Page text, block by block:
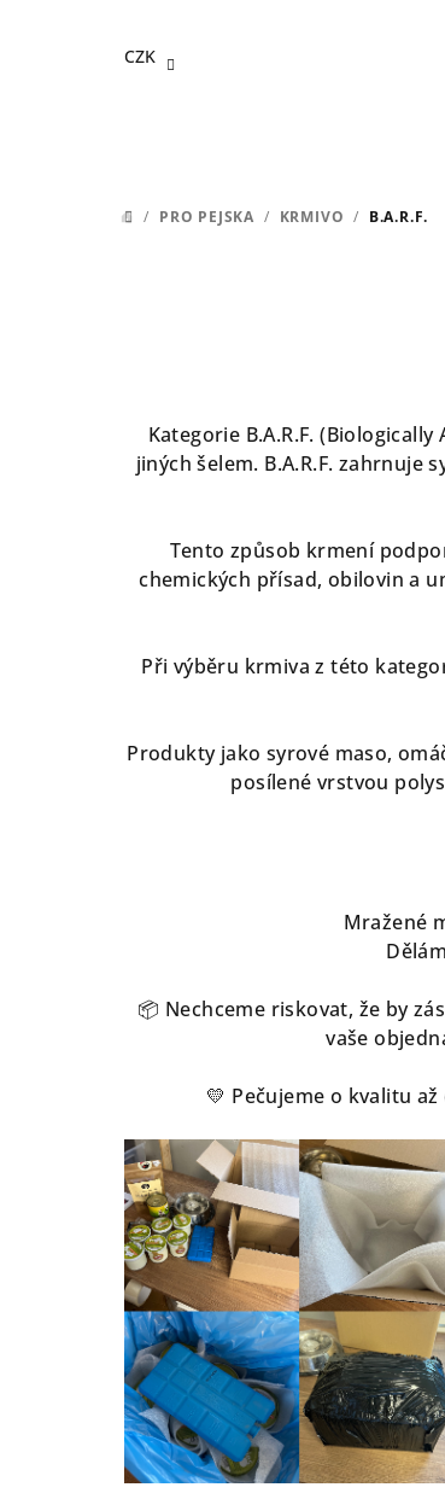
CZK
DOMŮ
/ PRO PEJSKA / KRMIVO / B.A.R.F.
Kategorie B.A.R.F.
jiných šelem. B.A.R.F.
Tento způsob krmení
chemických přísad, obilovin a
Při výběru krmiva z této
Produkty jako syrové maso,
posílené vrstvou
Mražené
📦 Nechceme riskovat, že by
vaše
💛 Pečujeme o kvalitu